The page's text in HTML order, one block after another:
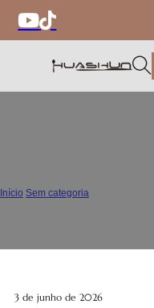
Início Sem categoria
3 de junho de 2026